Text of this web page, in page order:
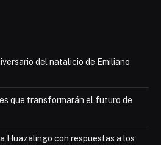
del natalicio de Emiliano
que transformarán el futuro de
Huazalingo con respuestas a los